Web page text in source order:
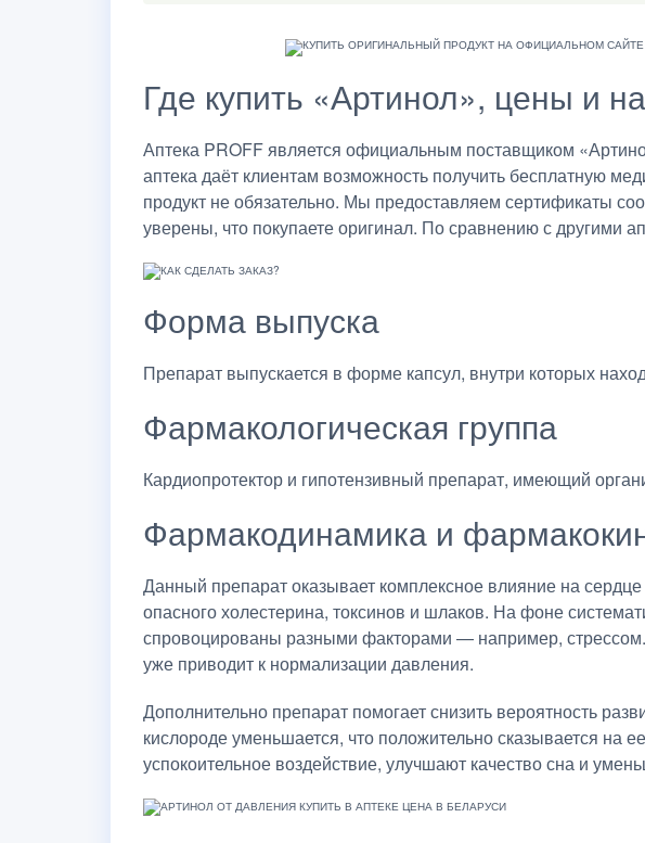
Где купить «Артинол», цены и
Аптека PROFF является официальным поставщиком
аптека даёт клиентам возможность получить бесплатную
продукт не обязательно. Мы предоставляем сертификаты
уверены, что покупаете оригинал. По сравнению с другими
Форма выпуска
Препарат выпускается в форме капсул, внутри которых
Фармакологическая группа
Кардиопротектор и гипотензивный препарат, имеющий
Фармакодинамика и
Данный препарат оказывает комплексное влияние на
опасного холестерина, токсинов и шлаков. На фоне
спровоцированы разными факторами — например, стрессом.
уже приводит к нормализации давления.
Дополнительно препарат помогает снизить вероятность
кислороде уменьшается, что положительно сказывается на
успокоительное воздействие, улучшают качество сна и